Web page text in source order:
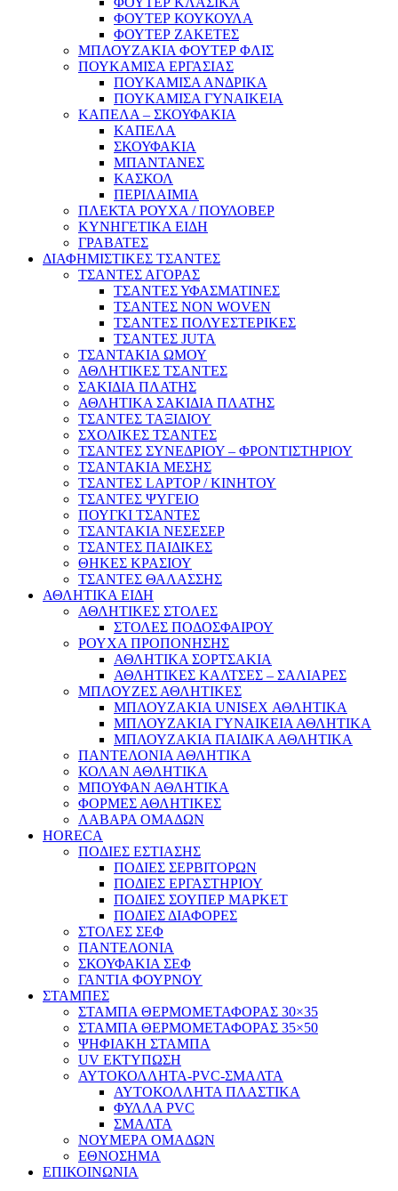
ΦΟΥΤΕΡ ΚΟΥΚΟΥΛΑ
ΦΟΥΤΕΡ ΖΑΚΕΤΕΣ
ΜΠΛΟΥΖΑΚΙΑ ΦΟΥΤΕΡ ΦΛΙΣ
ΠΟΥΚΑΜΙΣΑ ΕΡΓΑΣΙΑΣ
ΠΟΥΚΑΜΙΣΑ ΑΝΔΡΙΚΑ
ΠΟΥΚΑΜΙΣΑ ΓΥΝΑΙΚΕΙΑ
ΚΑΠΕΛΑ – ΣΚΟΥΦΑΚΙΑ
ΚΑΠΕΛΑ
ΣΚΟΥΦΑΚΙΑ
ΜΠΑΝΤΑΝΕΣ
ΚΑΣΚΟΛ
ΠΕΡΙΛΑΙΜΙΑ
ΠΛΕΚΤΑ ΡΟΥΧΑ / ΠΟΥΛΟΒΕΡ
ΚΥΝΗΓΕΤΙΚΑ ΕΙΔΗ
ΓΡΑΒΑΤΕΣ
ΔΙΑΦΗΜΙΣΤΙΚΕΣ ΤΣΑΝΤΕΣ
ΤΣΑΝΤΕΣ ΑΓΟΡΑΣ
ΤΣΑΝΤΕΣ ΥΦΑΣΜΑΤΙΝΕΣ
ΤΣΑΝΤΕΣ NON WOVEN
ΤΣΑΝΤΕΣ ΠΟΛΥΕΣΤΕΡΙΚΕΣ
ΤΣΑΝΤΕΣ JUTA
ΤΣΑΝΤΑΚΙΑ ΩΜΟΥ
ΑΘΛΗΤΙΚΕΣ ΤΣΑΝΤΕΣ
ΣΑΚΙΔΙΑ ΠΛΑΤΗΣ
ΑΘΛΗΤΙΚΑ ΣΑΚΙΔΙΑ ΠΛΑΤΗΣ
ΤΣΑΝΤΕΣ ΤΑΞΙΔΙΟΥ
ΣΧΟΛΙΚΕΣ ΤΣΑΝΤΕΣ
ΤΣΑΝΤΕΣ ΣΥΝΕΔΡΙΟΥ – ΦΡΟΝΤΙΣΤΗΡΙΟΥ
ΤΣΑΝΤΑΚΙΑ ΜΕΣΗΣ
ΤΣΑΝΤΕΣ LAPTOP / ΚΙΝΗΤΟΥ
ΤΣΑΝΤΕΣ ΨΥΓΕΙΟ
ΠΟΥΓΚΙ ΤΣΑΝΤΕΣ
ΤΣΑΝΤΑΚΙΑ ΝΕΣΕΣΕΡ
ΤΣΑΝΤΕΣ ΠΑΙΔΙΚΕΣ
ΘΗΚΕΣ ΚΡΑΣΙΟΥ
ΤΣΑΝΤΕΣ ΘΑΛΑΣΣΗΣ
ΑΘΛΗΤΙΚΑ ΕΙΔΗ
ΑΘΛΗΤΙΚΕΣ ΣΤΟΛΕΣ
ΣΤΟΛΕΣ ΠΟΔΟΣΦΑΙΡΟΥ
ΡΟΥΧΑ ΠΡΟΠΟΝΗΣΗΣ
ΑΘΛΗΤΙΚΑ ΣΟΡΤΣΑΚΙΑ
ΑΘΛΗΤΙΚΕΣ ΚΑΛΤΣΕΣ – ΣΑΛΙΑΡΕΣ
ΜΠΛΟΥΖΕΣ ΑΘΛΗΤΙΚΕΣ
ΜΠΛΟΥΖΑΚΙΑ UNISEX ΑΘΛΗΤΙΚΑ
ΜΠΛΟΥΖΑΚΙΑ ΓΥΝΑΙΚΕΙΑ ΑΘΛΗΤΙΚΑ
ΜΠΛΟΥΖΑΚΙΑ ΠΑΙΔΙΚΑ ΑΘΛΗΤΙΚΑ
ΠΑΝΤΕΛΟΝΙΑ ΑΘΛΗΤΙΚΑ
ΚΟΛΑΝ ΑΘΛΗΤΙΚΑ
ΜΠΟΥΦΑΝ ΑΘΛΗΤΙΚΑ
ΦΟΡΜΕΣ ΑΘΛΗΤΙΚΕΣ
ΛΑΒΑΡΑ ΟΜΑΔΩΝ
HORECA
ΠΟΔΙΕΣ ΕΣΤΙΑΣΗΣ
ΠΟΔΙΕΣ ΣΕΡΒΙΤΟΡΩΝ
ΠΟΔΙΕΣ ΕΡΓΑΣΤΗΡΙΟΥ
ΠΟΔΙΕΣ ΣΟΥΠΕΡ ΜΑΡΚΕΤ
ΠΟΔΙΕΣ ΔΙΑΦΟΡΕΣ
ΣΤΟΛΕΣ ΣΕΦ
ΠΑΝΤΕΛΟΝΙΑ
ΣΚΟΥΦΑΚΙΑ ΣΕΦ
ΓΑΝΤΙΑ ΦΟΥΡΝΟΥ
ΣΤΑΜΠΕΣ
ΣΤΑΜΠΑ ΘΕΡΜΟΜΕΤΑΦΟΡΑΣ 30×35
ΣΤΑΜΠΑ ΘΕΡΜΟΜΕΤΑΦΟΡΑΣ 35×50
ΨΗΦΙΑΚΗ ΣΤΑΜΠΑ
UV ΕΚΤΥΠΩΣΗ
ΑΥΤΟΚΟΛΛΗΤΑ-PVC-ΣΜΑΛΤΑ
ΑΥΤΟΚΟΛΛΗΤΑ ΠΛΑΣΤΙΚΑ
ΦΥΛΛΑ PVC
ΣΜΑΛΤΑ
ΝΟΥΜΕΡΑ ΟΜΑΔΩΝ
ΕΘΝΟΣΗΜΑ
ΕΠΙΚΟΙΝΩΝΙΑ